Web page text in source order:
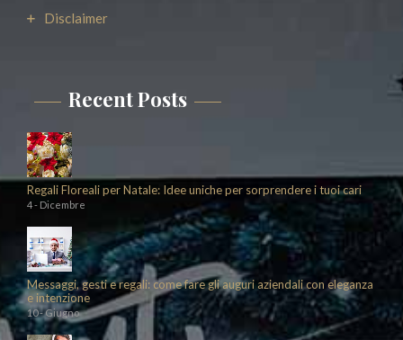
Disclaimer
Recent Posts
Regali Floreali per Natale: Idee uniche per sorprendere i tuoi cari
4 - Dicembre
Messaggi, gesti e regali: come fare gli auguri aziendali con eleganza
e intenzione
10 - Giugno